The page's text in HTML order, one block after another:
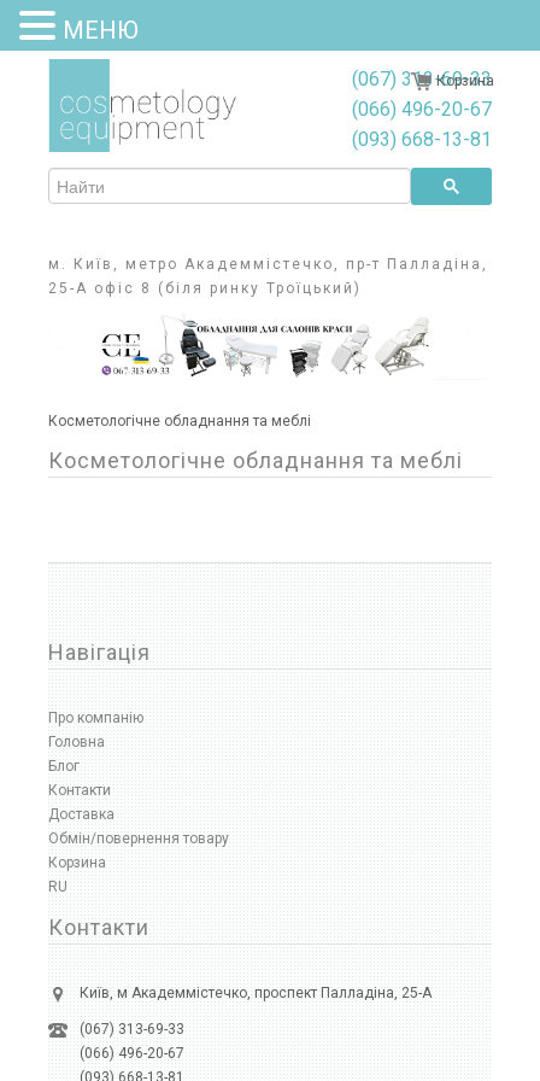
Корзина
м. Київ, метро Академмістечко, пр-т Палладіна,
25-А офіс 8 (біля ринку Троїцький)
(067) 313-69-33
(066) 496-20-67
(093) 668-13-81
Косметологічне обладнання та меблі
Косметологічне обладнання та меблі
Навігація
Про компанію
Головна
Блог
Контакти
Доставка
Обмін/повернення товару
Корзина
RU
Контакти
Київ, м Академмістечко, проспект Палладіна, 25-А
(067) 313-69-33
(066) 496-20-67
МЕНЮ